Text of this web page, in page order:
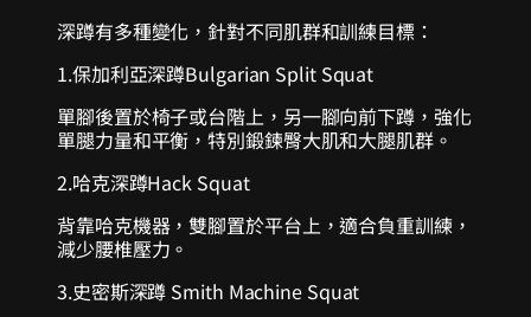
深蹲有多種變化，針對不同肌群和訓練目標：
1.保加利亞深蹲Bulgarian Split Squat
單腳後置於椅子或台階上，另一腳向前下蹲，強化
單腿力量和平衡，特別鍛鍊臀大肌和大腿肌群。
2.哈克深蹲Hack Squat
背靠哈克機器，雙腳置於平台上，適合負重訓練，
減少腰椎壓力。
3.史密斯深蹲 Smith Machine Squat